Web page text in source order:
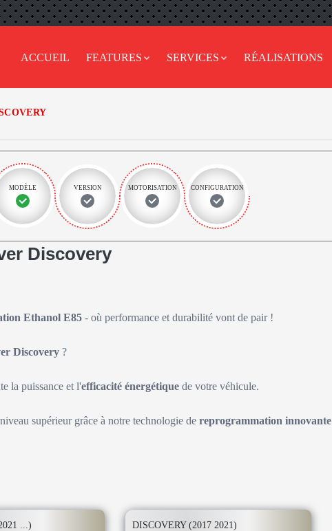
ACCUEIL FEATURES SERVICES RÉALISATIONS
MODÈLE VERSION MOTORISATION CONFIGURATION
Discovery
Ethanol E85 - où performance et durabilité vont de pair !
Discovery ?
la puissance et l'efficacité énergétique de votre véhicule.
supérieur grâce à notre technologie de reprogrammation innovante
...) DISCOVERY (2017 2021)